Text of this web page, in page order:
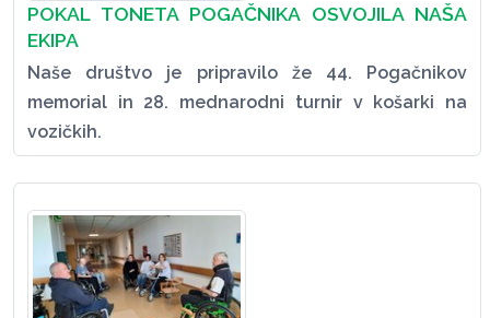
POKAL TONETA POGAČNIKA OSVOJILA NAŠA
EKIPA
Naše društvo je pripravilo že 44. Pogačnikov
memorial in 28. mednarodni turnir v košarki na
vozičkih.